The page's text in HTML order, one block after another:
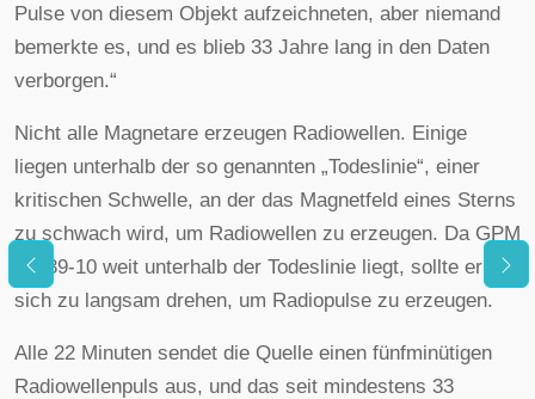
Pulse von diesem Objekt aufzeichneten, aber niemand
bemerkte es, und es blieb 33 Jahre lang in den Daten
verborgen.“
Nicht alle Magnetare erzeugen Radiowellen. Einige
liegen unterhalb der so genannten „Todeslinie“, einer
kritischen Schwelle, an der das Magnetfeld eines Sterns
zu schwach wird, um Radiowellen zu erzeugen. Da GPM
J1839-10 weit unterhalb der Todeslinie liegt, sollte er
sich zu langsam drehen, um Radiopulse zu erzeugen.
Alle 22 Minuten sendet die Quelle einen fünfminütigen
Radiowellenpuls aus, und das seit mindestens 33